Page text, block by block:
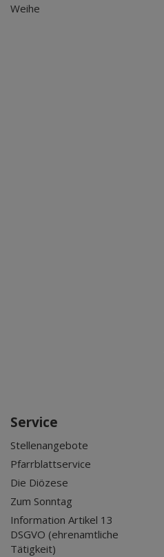
Weihe
Service
Stellenangebote
Pfarrblattservice
Die Diözese
Zum Sonntag
Information Artikel 13
DSGVO (ehrenamtliche
Tätigkeit)